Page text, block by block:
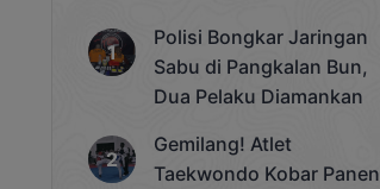
Polisi Bongkar Jaringan
Sabu di Pangkalan Bun,
Dua Pelaku Diamankan
Gemilang! Atlet
Taekwondo Kobar Panen